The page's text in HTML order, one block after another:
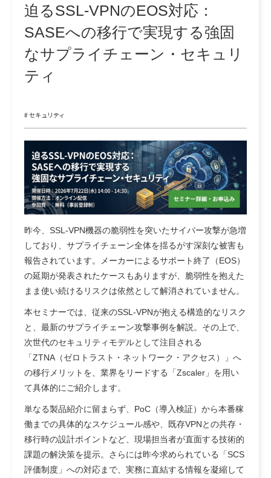
迫るSSL-VPNのEOS対応：
SASEへの移行で実現する強固
なサプライチェーン・セキュリ
ティ
# セキュリティ
昨今、SSL-VPN機器の脆弱性を突いたサイバー攻撃が急増
しており、サプライチェーン全体を揺るがす深刻な被害も
報告されています。メーカーによるサポート終了（EOS）
の延期が発表されたケースもありますが、脆弱性を抱えた
まま使い続けるリスクは依然として解消されていません。
本セミナーでは、従来のSSL-VPNが抱える構造的なリスク
と、最新のサプライチェーン攻撃事例を解説。その上で、
次世代のセキュリティモデルとして注目される
「ZTNA（ゼロトラスト・ネットワーク・アクセス）」へ
の移行メリットを、業界をリードする「Zscaler」を用い
て具体的にご紹介します。
単なる製品紹介に留まらず、PoC（導入検証）から本番稼
働までの具体的なスケジュール感や、既存VPNとの共存・
移行時の設計ポイントなど、現場担当者が直面する技術的
課題の解決策を提示。さらには昨今求められている「SCS
評価制度」への対応まで、実務に直結する情報を凝縮して